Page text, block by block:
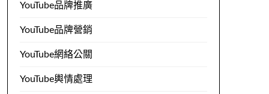
YouTube品牌推廣
YouTube品牌營銷
YouTube網絡公關
YouTube輿情處理